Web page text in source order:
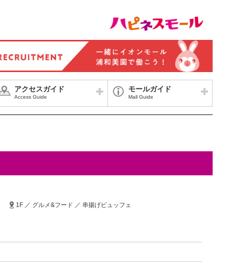
アクセスガイド
Access Guide
モールガイド
Mall Guide
1F ／ グルメ&フード ／ 串揚げビュッフェ